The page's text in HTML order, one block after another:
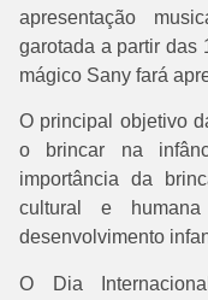
apresentação
garotada a partir das
mágico Sany fará
O principal objetivo
o brincar na
importância da
cultural e
desenvolvimento
O Dia